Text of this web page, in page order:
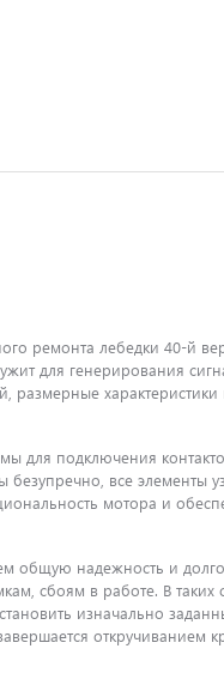
ремонта лебедки 40-й
для генерирования
характеристики
для подключения
все элементы
мотора и
общую надежность и
сбоям в работе. В таких
изначально
откручиванием